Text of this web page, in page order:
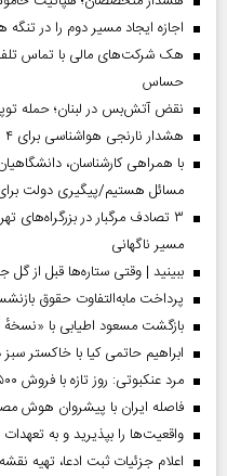
اجازه ایجاد مسیر دوم را در
هک شرکت‌های مالی با تماس
حساس
نقض آتش‌بس در لبنان؛ حمله
هشدار نارنجی هواشناسی برای ۴ استان؛ خطر سیلاب و رعدوبرق در ارتفاعات
با همراهی کارشناسان،
مسائل هستیم/پیگیری دولت برای
۳ تصادف مرگبار در
مسیر ناگهانی
ببینید | وقتی ستاره‌ها قبل از
پرداخت مابه‌التفاوت حقوق
بازگشت مسعود اطیابی با «نسخهٔ
ابراهیم حاتمی کیا با خاکستر
مرد عنکبوتی: روز تازه با فروش ۵۰۰ میلیون دلاری در آمریکا رکوردشکنی کرد
فاصله ایران با پیشرو‌ان هوش
واقعیت‌ها را بپذیرید و به
اعلام جزئیات ثبت ادعا، تهیه نقشه UTM و ارائه مادر سند